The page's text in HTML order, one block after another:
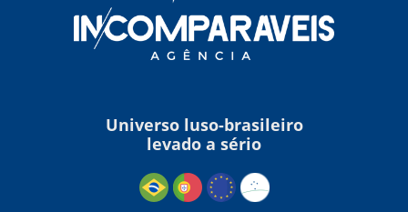
Universo luso-brasileiro
levado a sério